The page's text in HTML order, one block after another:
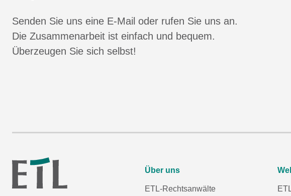
Senden Sie uns eine E-Mail oder rufen Sie uns an.
Die Zusammenarbeit ist einfach und bequem.
Überzeugen Sie sich selbst!
Über uns
ETL-Rechtsanwälte